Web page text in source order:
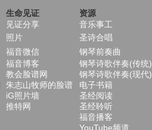
生命见证
资源
见证分享
音乐事工
照片
圣诗合唱
福音微信
钢琴前奏曲
福音博客
钢琴诗歌伴奏(传统)
教会脸谱网
钢琴诗歌伴奏(现代)
朱志山牧师的脸谱
电子书籍
iG照片墙
圣经阅读
推特网
圣经聆听
福音播客
YouTube频道